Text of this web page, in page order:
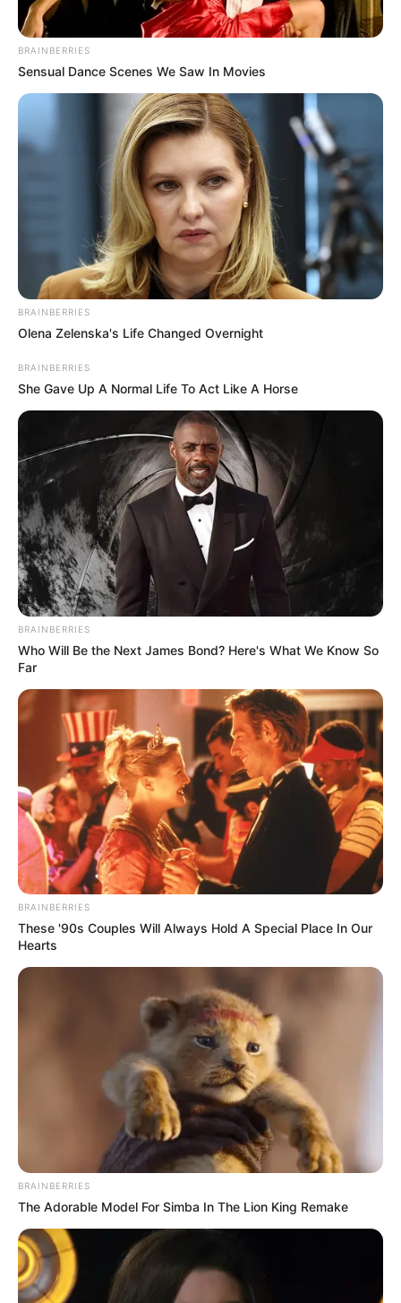
1.600 Agentes Comunitários de Saúde de Belém, em
capacitação.
Pará capacita 1.600 ACS para combater doença de Chagas.
em14.agosto.2025.Atualizadoem
15.agosto.2025.
WhatsApp: Canal JASB |No Mangueirinho, palco de grandes
vitórias do Paysandu e Remo, os verdadeiros campeões da saúde
se reuniram na última quarta-feira (13). Agentes Comunitários de
Saúde de Belém receberam treinamento especial para proteger a
população da doença de Chagas.
--ad5
Mil e seiscentos Anjos da Saúde em ação
A Secretaria de Estado de Saúde Pública realizou na Arena
Guilherme Paraense um curso de capacitação para mais de 1.600
Agentes Comunitários de Saúde de Belém. O objetivo é combater a
doença de Chagas e garantir segurança alimentar no
beneficiamento do açaí.
A ação contou com parceria do Ministério Público do Estado do
Pará e da Secretaria Municipal de Saúde de Belém. O treinamento
abordou o Decreto Estadual nº 326/2012, que estabelece normas
para batedores de açaí, e o uso do aplicativo "Açaí no Ponto".
BRAINBERRIES
Sensual Dance Scenes We Saw In Movies
BRAINBERRIES
Olena Zelenska's Life Changed Overnight
BRAINBERRIES
She Gave Up A Normal Life To Act Like A Horse
BRAINBERRIES
Who Will Be the Next James Bond? Here's What We Know So
Far
BRAINBERRIES
These '90s Couples Will Always Hold A Special Place In Our
Hearts
BRAINBERRIES
The Adorable Model For Simba In The Lion King Remake